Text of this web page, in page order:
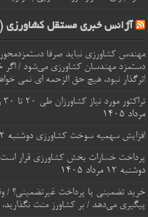
آژانس خبری مستقل کشاورزی
مهندس کشاورزی نباید صرفا
دستمزد مهندسان کشاورزی می‌شود / اگر
اثرگذار نبود، هیچ حق الزحمه ای نمی
تراکتور مورد نیاز کشاورزان طی ۲۰ تا ۳۰ روز در اختیارشان قرار می گیرد
مرداد ۱۴۰۵
افزایش سهمیه سوخت کشاورزی دوشنبه ۱۲ مرداد ۱۴۰۵
پرداخت خسارات‌ بخش کشاورزی قرار است حداکثر ۱۰ روزه به
دوشنبه ۱۲ مرداد ۱۴۰۵
خرید تضمینی یا پرداخت غیرتضمینی؟ /
پیگیری می‌دهد / بر کشاورز منت نگذارید،